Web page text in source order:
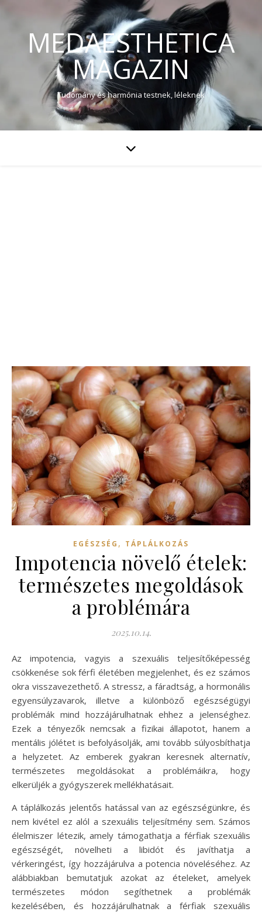
MEDAESTHETICA
MAGAZIN
Tudomány és harmónia testnek, léleknek
EGÉSZSÉG , TÁPLÁLKOZÁS
Impotencia növelő ételek:
természetes megoldások
a problémára
2025.10.14.
Az impotencia, vagyis a szexuális teljesítőképesség
csökkenése sok férfi életében megjelenhet, és ez számos
okra visszavezethető. A stressz, a fáradtság, a hormonális
egyensúlyzavarok, illetve a különböző egészségügyi
problémák mind hozzájárulhatnak ehhez a jelenséghez.
Ezek a tényezők nemcsak a fizikai állapotot, hanem a
mentális jólétet is befolyásolják, ami tovább súlyosbíthatja
a helyzetet. Az emberek gyakran keresnek alternatív,
természetes megoldásokat a problémáikra, hogy
elkerüljék a gyógyszerek mellékhatásait.
A táplálkozás jelentős hatással van az egészségünkre, és
nem kivétel ez alól a szexuális teljesítmény sem. Számos
élelmiszer létezik, amely támogathatja a férfiak szexuális
egészségét, növelheti a libidót és javíthatja a
vérkeringést, így hozzájárulva a potencia növeléséhez. Az
alábbiakban bemutatjuk azokat az ételeket, amelyek
természetes módon segíthetnek a problémák
kezelésében, és hozzájárulhatnak a férfiak szexuális